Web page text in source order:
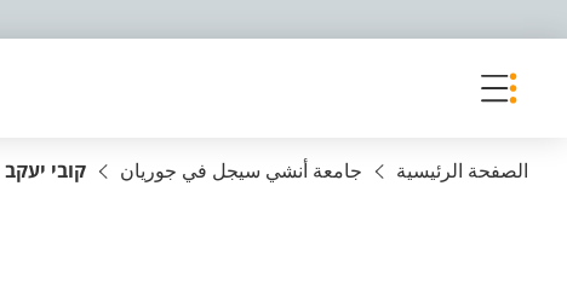
الصفحة الرئيسية جامعة أنشي سيجل في جوريان קובי